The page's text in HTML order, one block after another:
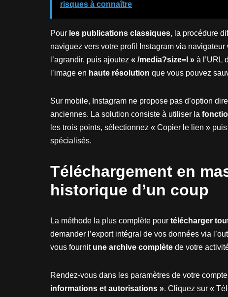
risques à connaître
Pour les publications classiques, la procédure
naviguez vers votre profil Instagram via
l’agrandir, puis ajoutez « /media?size=l » à l’URL
l’image en haute résolution que vous pouvez
Sur mobile, Instagram ne propose pas d’option
anciennes. La solution consiste à utiliser la
les trois points, sélectionnez « Copier le lien »
spécialisés.
Téléchargement en
historique d’un coup
La méthode la plus complète pour télécharger
demander l’export intégral de vos données via
vous fournit une archive complète de votre
Rendez-vous dans les paramètres de votre
informations et autorisations ». Cliquez sur «